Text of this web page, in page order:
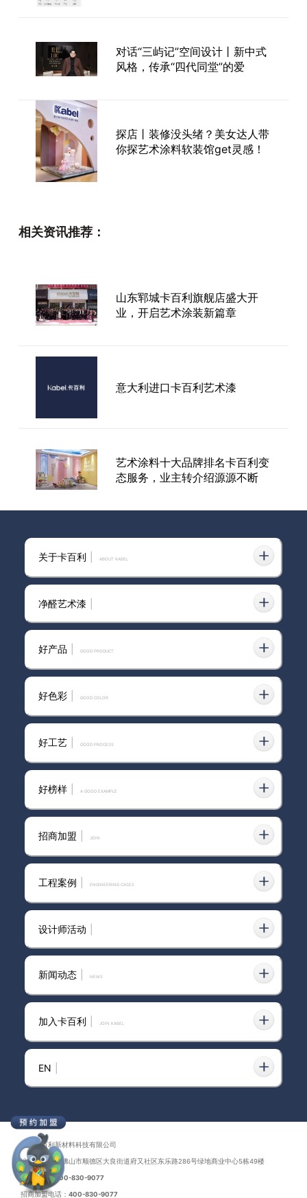
对话“三屿记”空间设计丨新中式
风格，传承“四代同堂”的爱
探店丨装修没头绪？美女达人带
你探艺术涂料软装馆get灵感！
中秋佳节，月饼味墙面大
Battle！
吉祥物，还有4999元免单大奖
相关资讯推荐：
山东郓城卡百利旗舰店盛大开
业，开启艺术涂装新篇章
意大利进口卡百利艺术漆
艺术涂料十大品牌排名卡百利变
态服务，业主转介绍源源不断
2026年想知道卡百利艺术涂料
利川店号码？这里给你精准答
卡百利抖音赋能特训营第三期学
员喜报｜广州、吉安、湘潭、永
湖北质感艺术漆品牌
进口艺术漆高端品牌
关于卡百利 ABOUT KABEL
净醛艺术漆
好产品 GOOD PRODUCT
好色彩 GOOD COLOR
好工艺 GOOD PROCESS
好榜样 A GOOD EXAMPLE
招商加盟 join
工程案例 ENGINEERING CASES
设计师活动
新闻动态 news
加入卡百利 JOIN KABEL
EN
广东卡百利新材料科技有限公司
地址：广东省佛山市顺德区大良街道府又社区东乐路286号绿地商业中心5栋49楼
联系电话：400-830-9077
招商加盟电话： 400-830-9077